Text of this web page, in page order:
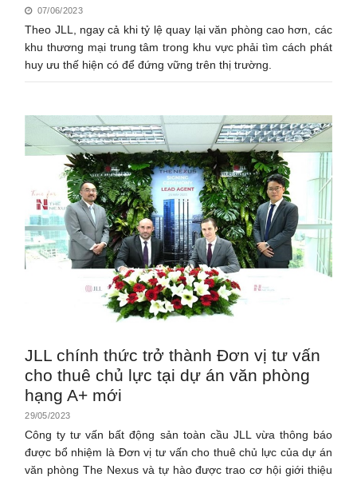
07/06/2023
Theo JLL, ngay cả khi tỷ lệ quay lại văn phòng cao hơn, các
khu thương mại trung tâm trong khu vực phải tìm cách phát
huy ưu thế hiện có để đứng vững trên thị trường.
JLL chính thức trở thành Đơn vị tư vấn
cho thuê chủ lực tại dự án văn phòng
hạng A+ mới
29/05/2023
Công ty tư vấn bất động sản toàn cầu JLL vừa thông báo
được bổ nhiệm là Đơn vị tư vấn cho thuê chủ lực của dự án
văn phòng The Nexus và tự hào được trao cơ hội giới thiệu